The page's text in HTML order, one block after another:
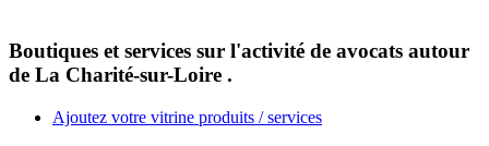
Boutiques et services sur l'activité de avocats autour
de La Charité-sur-Loire .
Ajoutez votre vitrine produits / services